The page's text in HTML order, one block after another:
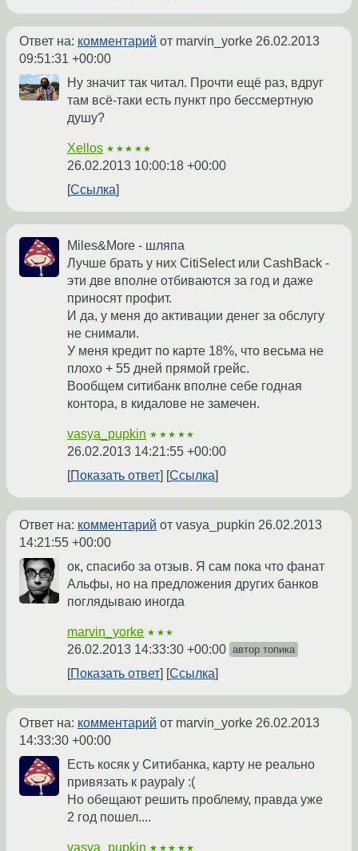
Ответ на: комментарий от marvin_yorke 26.02.2013
09:51:31 +00:00
Ну значит так читал. Прочти ещё раз, вдруг
там всё-таки есть пункт про бессмертную
душу?
Xellos ★★★★★
26.02.2013 10:00:18 +00:00
Ссылка
Miles&More - шляпа
Лучше брать у них CitiSelect или CashBack -
эти две вполне отбиваются за год и даже
приносят профит.
И да, у меня до активации денег за обслугу
не снимали.
У меня кредит по карте 18%, что весьма не
плохо + 55 дней прямой грейс.
Вообщем ситибанк вполне себе годная
контора, в кидалове не замечен.
vasya_pupkin ★★★★★
26.02.2013 14:21:55 +00:00
Показать ответ
Ссылка
Ответ на: комментарий от vasya_pupkin 26.02.2013
14:21:55 +00:00
ок, спасибо за отзыв. Я сам пока что фанат
Альфы, но на предложения других банков
поглядываю иногда
marvin_yorke ★★★
26.02.2013 14:33:30 +00:00 автор топика
Показать ответ Ссылка
Ответ на: комментарий от marvin_yorke 26.02.2013
14:33:30 +00:00
Есть косяк у Ситибанка, карту не реально
привязать к paypalу :(
Но обещают решить проблему, правда уже
2 год пошел....
vasya_pupkin ★★★★★